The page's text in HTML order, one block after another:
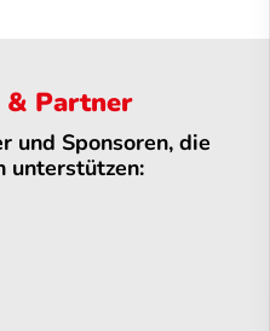
& Partner
und Sponsoren, die
unterstützen: